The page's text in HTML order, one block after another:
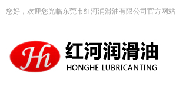
您好，欢迎您光临东莞市红河润滑油有限公司官方网站